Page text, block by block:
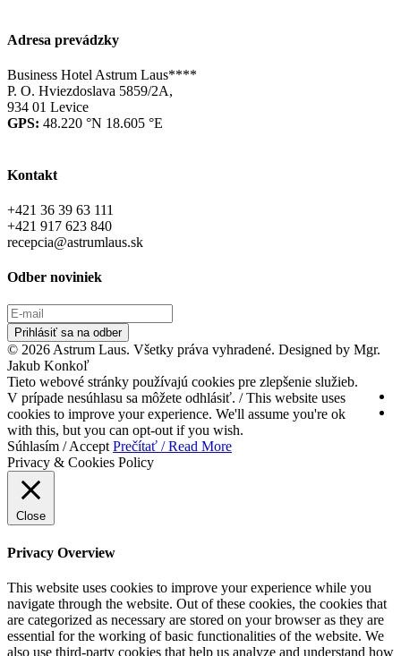
Adresa prevádzky
Business Hotel Astrum Laus****
P. O. Hviezdoslava 5859/2A,
934 01 Levice
GPS: 48.220 °N 18.605 °E
Kontakt
+421 36 39 63 111
+421 917 623 840
recepcia@astrumlaus.sk
Odber noviniek
Prihlásiť sa na odber
© 2026 Astrum Laus. Všetky práva vyhradené. Designed by Mgr.
Jakub Konkoľ
Tieto webové stránky používajú cookies pre zlepšenie služieb.
V prípade nesúhlasu sa môžete odhlásiť. / This website uses
cookies to improve your experience. We'll assume you're ok
with this, but you can opt-out if you wish.
Súhlasím / Accept Prečítať / Read More
Privacy & Cookies Policy
Close
Privacy Overview
This website uses cookies to improve your experience while you
navigate through the website. Out of these cookies, the cookies that
are categorized as necessary are stored on your browser as they are
essential for the working of basic functionalities of the website. We
also use third-party cookies that help us analyze and understand how